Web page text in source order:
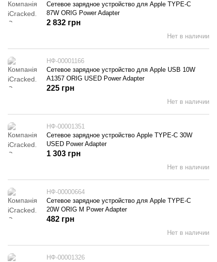
Сетевое зарядное устройство для Apple TYPE-C
87W ORIG Power Adapter
Нет в наличии
2 832 грн
НФ-00001166
Сетевое зарядное устройство для Apple USB 10W
A1357 ORIG USED Power Adapter
Нет в наличии
225 грн
НФ-00001351
Сетевое зарядное устройство Apple TYPE-C 30W
USED Power Adapter
Нет в наличии
1 303 грн
НФ-00000664
Сетевое зарядное устройство для Apple TYPE-C
20W ORIG M Power Adapter
Нет в наличии
482 грн
НФ-00001326